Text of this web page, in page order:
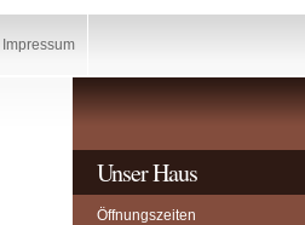
Impressum
Unser Haus
Öffnungszeiten